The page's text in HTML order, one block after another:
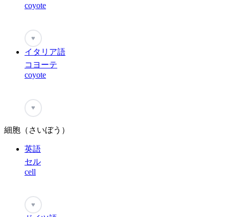
coyote
♥
イタリア語
コヨーテ
coyote
♥
細胞（さいぼう）
英語
セル
cell
♥